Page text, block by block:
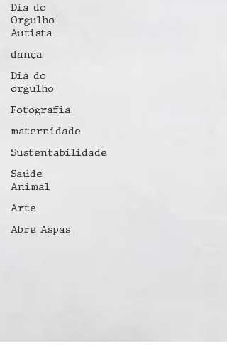
Dia do
Orgulho
Autista
dança
Dia do
orgulho
Fotografia
maternidade
Sustentabilidade
Saúde
Animal
Arte
Abre Aspas